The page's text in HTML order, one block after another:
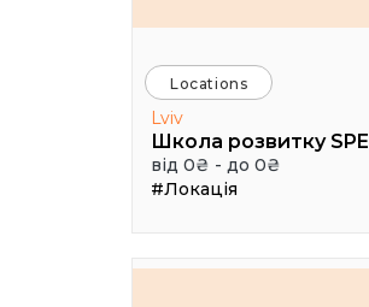
Locations
Lviv
Школа розвитку SPE
від 0₴ - до 0₴
#Локація